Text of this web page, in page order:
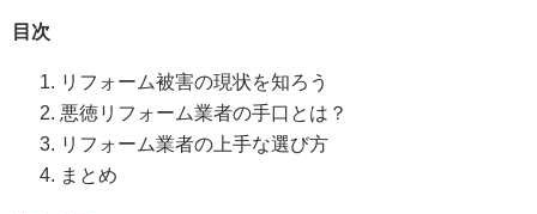
目次
リフォーム被害の現状を知ろう
悪徳リフォーム業者の手口とは？
リフォーム業者の上手な選び方
まとめ